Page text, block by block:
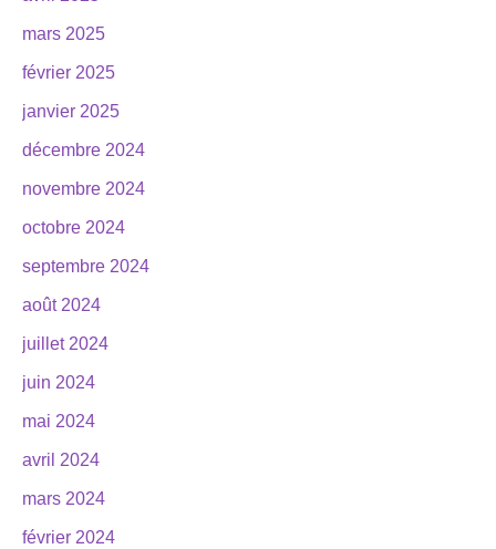
mars 2025
février 2025
janvier 2025
décembre 2024
novembre 2024
octobre 2024
septembre 2024
août 2024
juillet 2024
juin 2024
mai 2024
avril 2024
mars 2024
février 2024